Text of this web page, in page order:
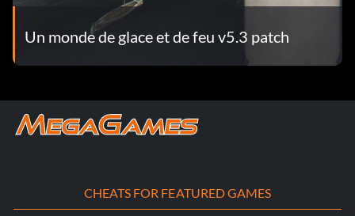
Un monde de glace et de feu v5.3 patch
CHEATS FOR FEATURED GAMES